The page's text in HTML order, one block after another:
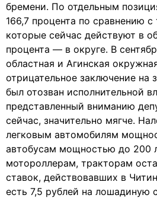
бремени. По отдельным
166,7 процента по сравнению
которые сейчас действуют в
процента — в округе. В
областная и Агинская
отрицательное заключение на
был отозван исполнительной
представленный вниманию
сейчас, значительно мягче.
легковым автомобилям
автобусам мощностью до 200
мотороллерам, тракторам
ставок, действовавших в
есть 7,5 рублей на лошадиную